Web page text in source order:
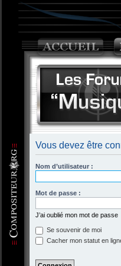
Vous devez être
Nom d’utilisateur :
Mot de passe :
J’ai oublié mon mot de passe
Se souvenir de moi
Cacher mon statut en